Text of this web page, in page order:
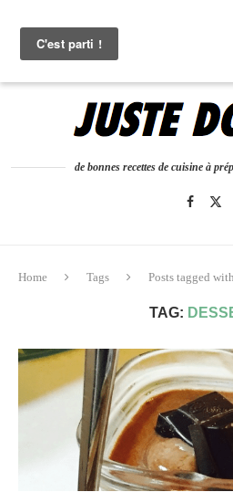
de bonnes recettes de cuisine à
Home Tags Posts tagged
TAG: